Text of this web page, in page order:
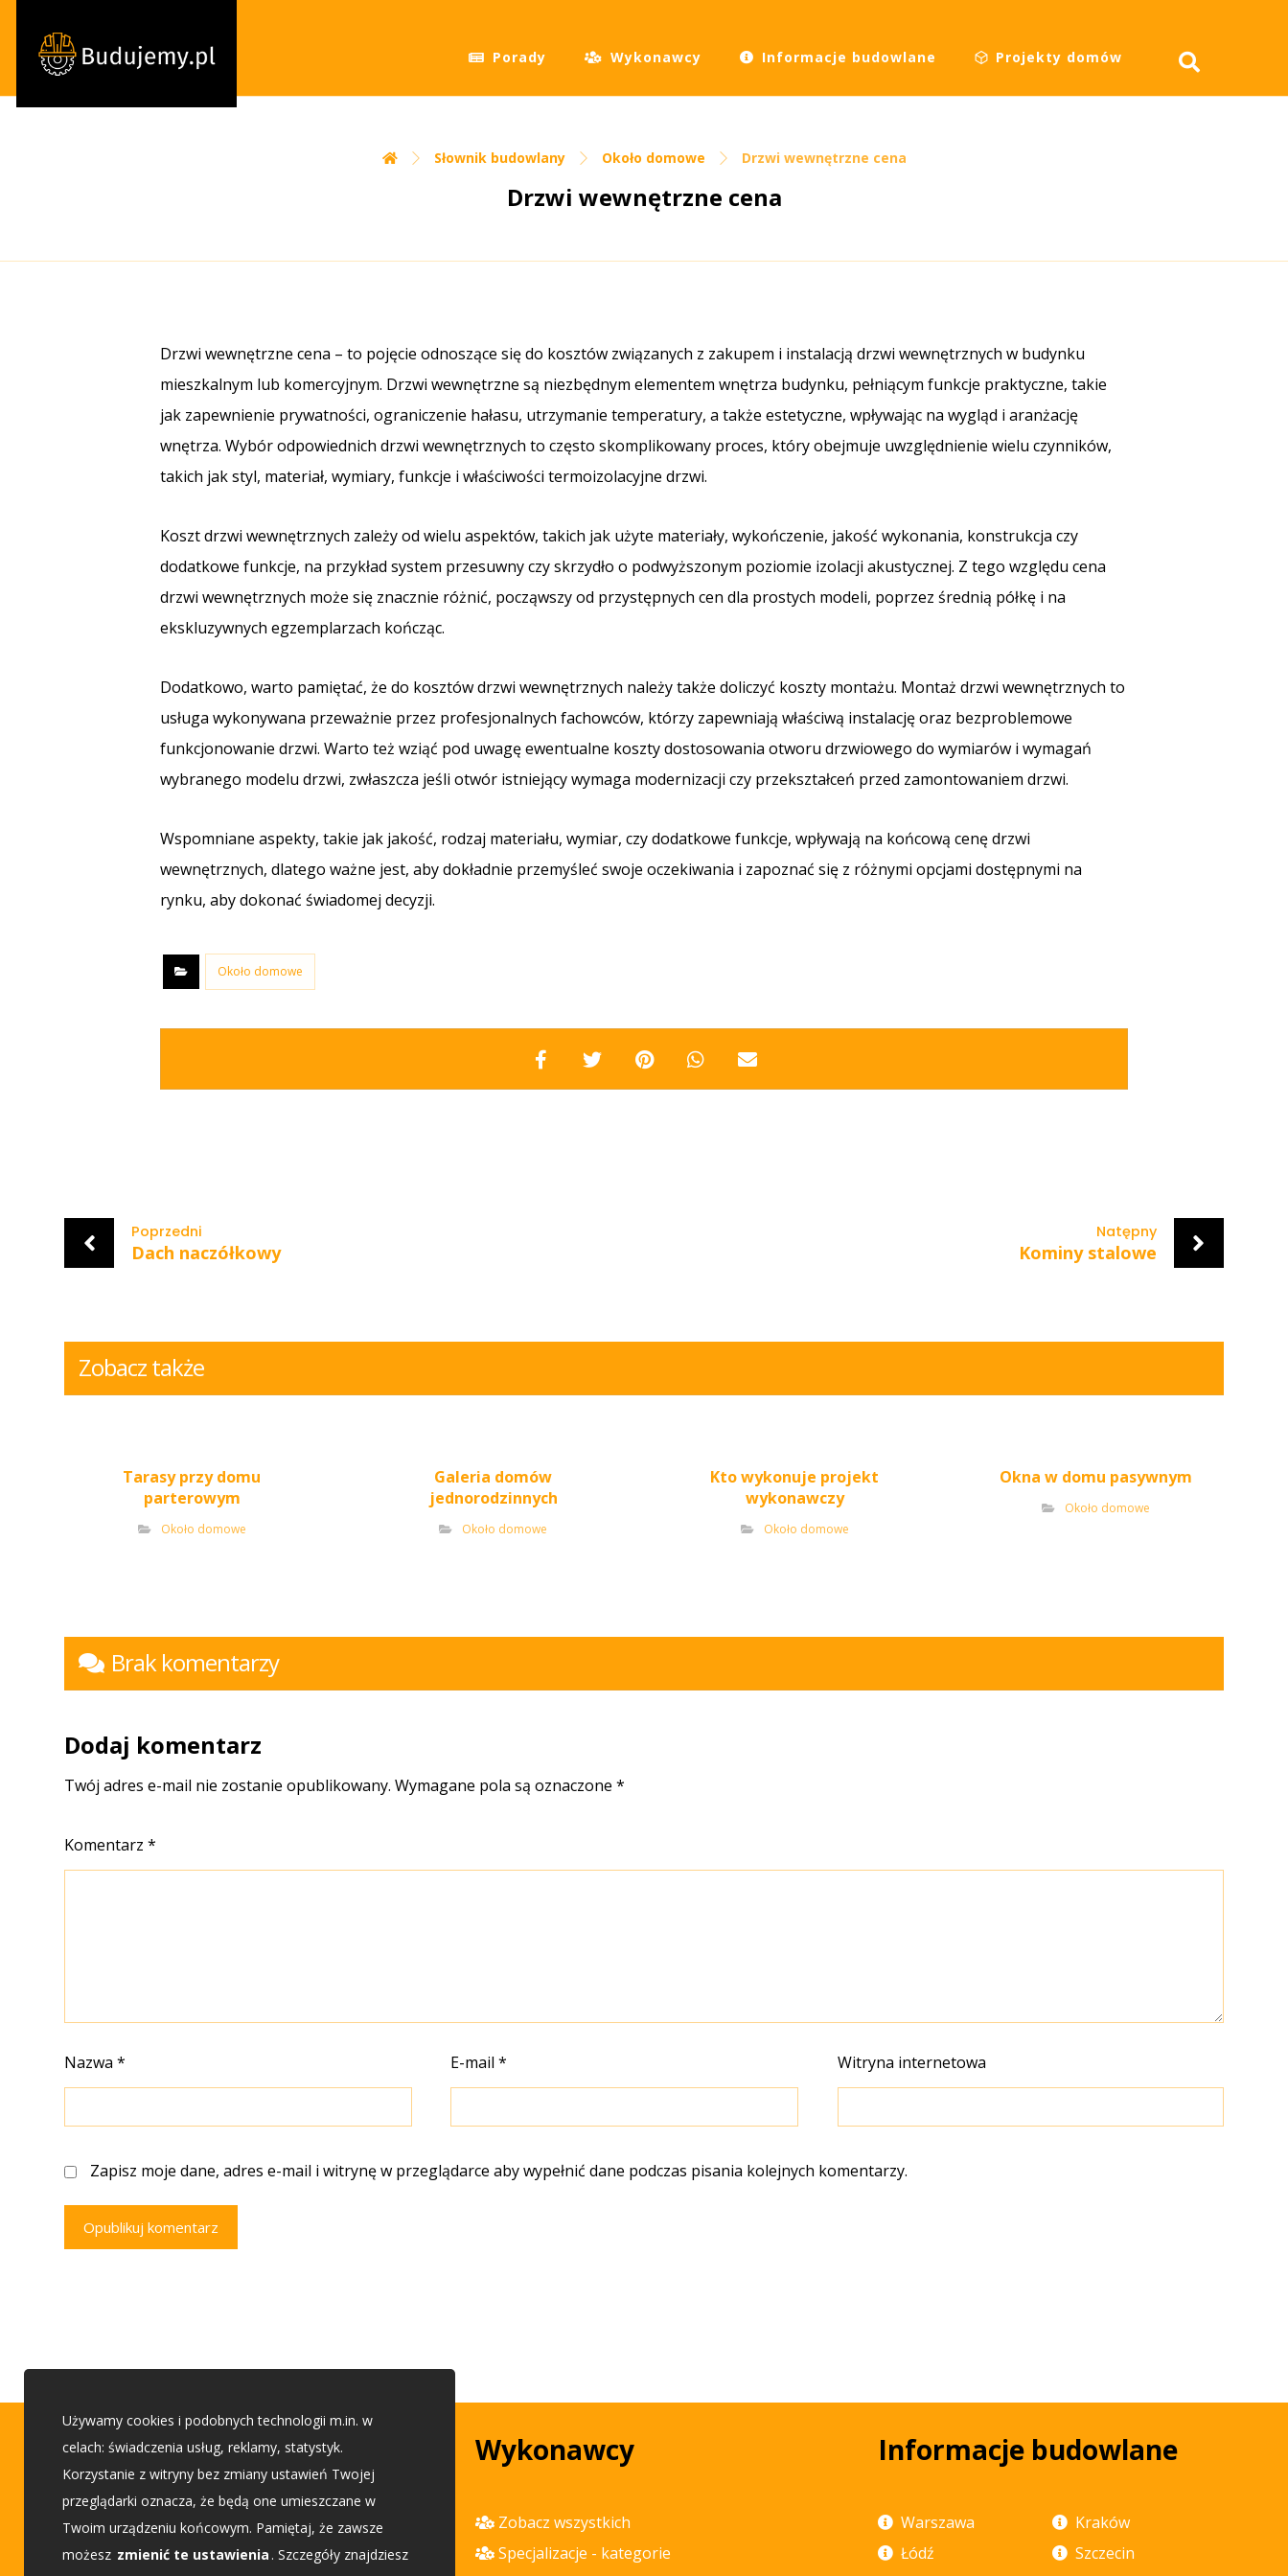
Porady Wykonawcy Informacje budowlane Projekty domów
Słownik budowlany Około domowe Drzwi wewnętrzne cena
Drzwi wewnętrzne cena
Drzwi wewnętrzne cena – to pojęcie odnoszące się do kosztów związanych z zakupem i instalacją drzwi wewnętrznych w budynku
mieszkalnym lub komercyjnym. Drzwi wewnętrzne są niezbędnym elementem wnętrza budynku, pełniącym funkcje praktyczne, takie
jak zapewnienie prywatności, ograniczenie hałasu, utrzymanie temperatury, a także estetyczne, wpływając na wygląd i aranżację
wnętrza. Wybór odpowiednich drzwi wewnętrznych to często skomplikowany proces, który obejmuje uwzględnienie wielu czynników,
takich jak styl, materiał, wymiary, funkcje i właściwości termoizolacyjne drzwi.
Koszt drzwi wewnętrznych zależy od wielu aspektów, takich jak użyte materiały, wykończenie, jakość wykonania, konstrukcja czy
dodatkowe funkcje, na przykład system przesuwny czy skrzydło o podwyższonym poziomie izolacji akustycznej. Z tego względu cena
drzwi wewnętrznych może się znacznie różnić, począwszy od przystępnych cen dla prostych modeli, poprzez średnią półkę i na
ekskluzywnych egzemplarzach kończąc.
Dodatkowo, warto pamiętać, że do kosztów drzwi wewnętrznych należy także doliczyć koszty montażu. Montaż drzwi wewnętrznych to
usługa wykonywana przeważnie przez profesjonalnych fachowców, którzy zapewniają właściwą instalację oraz bezproblemowe
funkcjonowanie drzwi. Warto też wziąć pod uwagę ewentualne koszty dostosowania otworu drzwiowego do wymiarów i wymagań
wybranego modelu drzwi, zwłaszcza jeśli otwór istniejący wymaga modernizacji czy przekształceń przed zamontowaniem drzwi.
Wspomniane aspekty, takie jak jakość, rodzaj materiału, wymiar, czy dodatkowe funkcje, wpływają na końcową cenę drzwi
wewnętrznych, dlatego ważne jest, aby dokładnie przemyśleć swoje oczekiwania i zapoznać się z różnymi opcjami dostępnymi na
rynku, aby dokonać świadomej decyzji.
Około domowe
Poprzedni
Dach naczółkowy
Natępny
Kominy stalowe
Zobacz także
Tarasy przy domu
parterowym
Około domowe
Galeria domów
jednorodzinnych
Około domowe
Kto wykonuje projekt
wykonawczy
Około domowe
Okna w domu pasywnym
Około domowe
Brak komentarzy
Dodaj komentarz
Twój adres e-mail nie zostanie opublikowany. Wymagane pola są oznaczone*
Komentarz*
Nazwa* E-mail* Witryna internetowa
Zapisz moje dane, adres e-mail i witrynę w przeglądarce aby wypełnić dane podczas pisania kolejnych komentarzy.
Opublikuj komentarz
Porady budowlane
Etap 1 - Przed budową
Etap 2 - Wybieam projekt
Wykonawcy
Zobacz wszystkich
Specjalizacje - kategorie
Informacje budowlane
Warszawa
Kraków
Łódź
Szczecin
Używamy cookies i podobnych technologii m.in. w
celach: świadczenia usług, reklamy, statystyk.
Korzystanie z witryny bez zmiany ustawień Twojej
przeglądarki oznacza, że będą one umieszczane w
Twoim urządzeniu końcowym. Pamiętaj, że zawsze
możesz zmienić te ustawienia . Szczegóły znajdziesz